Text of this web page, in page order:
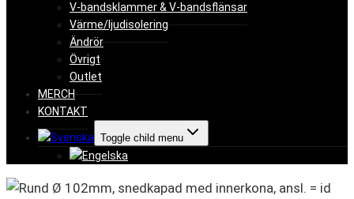
V-bandsklammer & V-bandsflänsar
Värme/ljudisolering
Ändrör
Övrigt
Outlet
MERCH
KONTAKT
Toggle child menu